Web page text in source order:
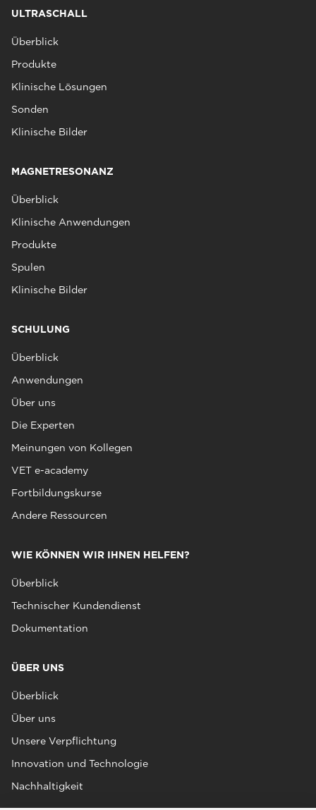
ULTRASCHALL
Überblick
Produkte
Klinische Lösungen
Sonden
Klinische Bilder
MAGNETRESONANZ
Überblick
Klinische Anwendungen
Produkte
Spulen
Klinische Bilder
SCHULUNG
Überblick
Anwendungen
Über uns
Die Experten
Meinungen von Kollegen
VET e-academy
Fortbildungskurse
Andere Ressourcen
WIE KÖNNEN WIR IHNEN HELFEN?
Überblick
Technischer Kundendienst
Dokumentation
ÜBER UNS
Überblick
Über uns
Unsere Verpflichtung
Innovation und Technologie
Nachhaltigkeit